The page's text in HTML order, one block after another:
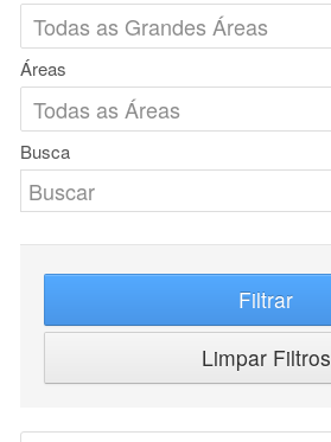
Áreas
Busca
Filtrar
Limpar Filtros